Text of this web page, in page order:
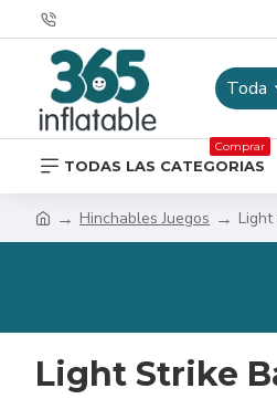
Toda
TODAS LAS CATEGORIAS
Comprar
Hinchables Juegos
Light Strike